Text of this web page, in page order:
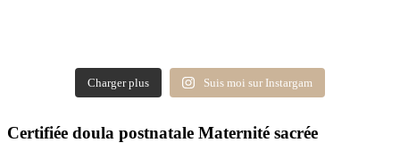
Charger plus Suis moi sur Instargam
Certifiée doula postnatale Maternité sacrée